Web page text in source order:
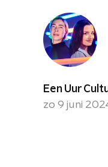
Een Uur
zo 9 juni